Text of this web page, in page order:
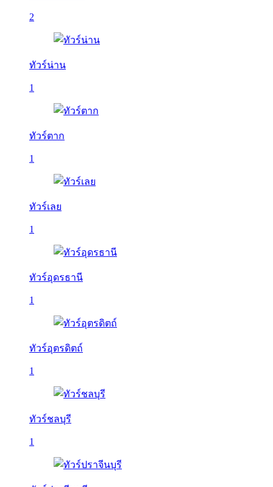
2
ทัวร์น่าน
1
ทัวร์ตาก
1
ทัวร์เลย
1
ทัวร์อุดรธานี
1
ทัวร์อุตรดิตถ์
1
ทัวร์ชลบุรี
1